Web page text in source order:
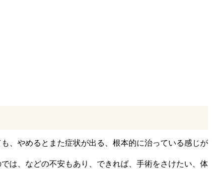
、やめるとまた症状が出る、根本的に治っている感じが
は、などの不安もあり、できれば、手術をさけたい、体